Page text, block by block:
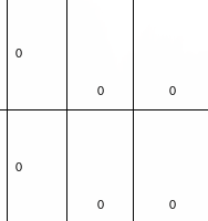
0
0 0
0
0 0